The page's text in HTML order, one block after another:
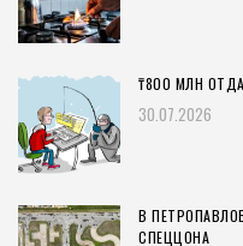
₸800 МЛН
30.07.2026
В
СПЕЦЦОНА